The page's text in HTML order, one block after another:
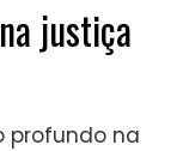
justiça
profundo na